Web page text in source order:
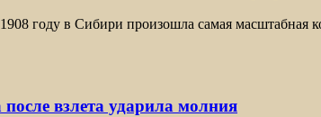
году в Сибири произошла самая масштабная
взлета ударила молния